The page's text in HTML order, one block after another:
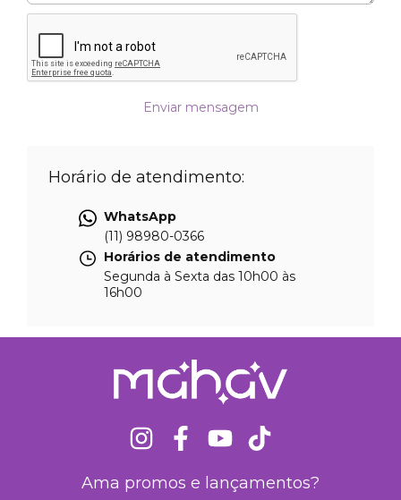
Enviar mensagem
Horário de atendimento:
WhatsApp
(11) 98980-0366
Horários de atendimento
Segunda à Sexta das 10h00 às
16h00
Ama promos e lançamentos?